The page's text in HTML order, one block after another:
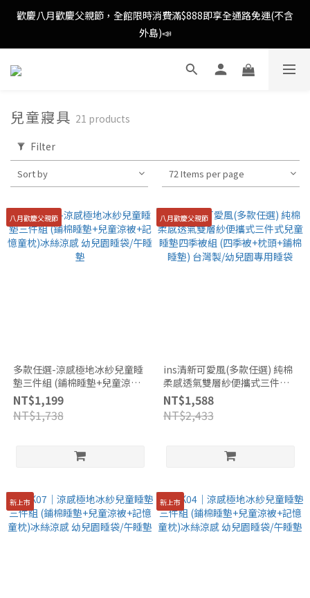
歡慶八月歡慶父親節，全館限時消費滿$888即享全通路免運(不含
外島)📣
外島)📣
歡慶八月歡慶父親節，全館限時消費滿$888即享全通路免運(不含
外島)📣
兒童寢具 21 products
Filter
Sort by 72 Items per page
八月歡慶父親節
多款任選-涼感極地冰紗兒童睡
墊三件組 (鋪棉睡墊+兒童涼被
+記憶童枕)冰絲涼感 幼兒園睡
袋/午睡墊
NT$1,199
NT$1,738
八月歡慶父親節
ins清新可愛風(多款任選) 純棉
柔感透氣雙層紗便攜式三件式
兒童睡墊四季被組 (四季被+枕
頭+鋪棉睡墊) 台灣製/幼兒園專
用睡袋
NT$1,588
NT$2,433
新上市 新上市